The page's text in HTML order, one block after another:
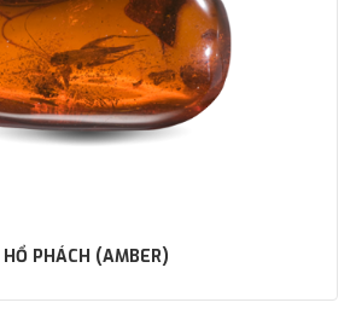
HỔ PHÁCH (AMBER)